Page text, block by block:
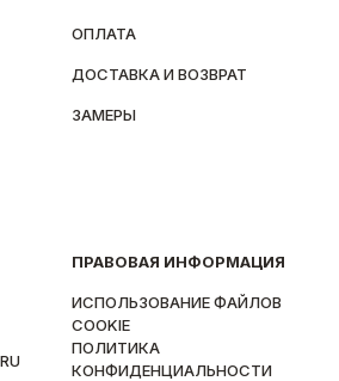
ОПЛАТА
ДОСТАВКА И ВОЗВРАТ
ЗАМЕРЫ
ПРАВОВАЯ ИНФОРМАЦИЯ
ИСПОЛЬЗОВАНИЕ ФАЙЛОВ
COOKIE
ПОЛИТИКА
КОНФИДЕНЦИАЛЬНОСТИ